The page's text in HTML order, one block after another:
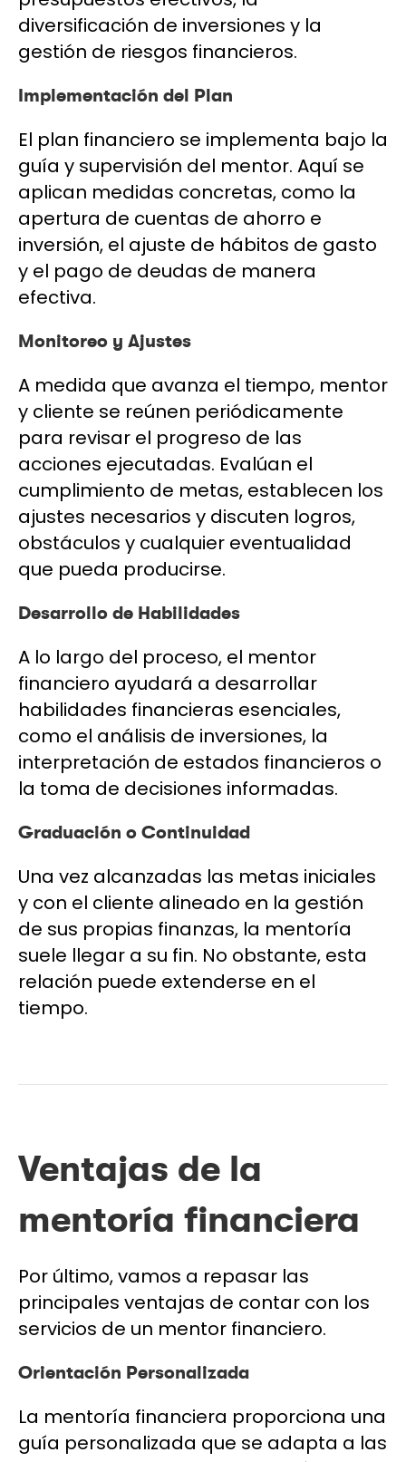
diversificación de inversiones y la
gestión de riesgos financieros.
Implementación del Plan
El plan financiero se implementa bajo la
guía y supervisión del mentor. Aquí se
aplican medidas concretas, como la
apertura de cuentas de ahorro e
inversión, el ajuste de hábitos de gasto
y el pago de deudas de manera
efectiva.
Monitoreo y Ajustes
A medida que avanza el tiempo, mentor
y cliente se reúnen periódicamente
para revisar el progreso de las
acciones ejecutadas. Evalúan el
cumplimiento de metas, establecen los
ajustes necesarios y discuten logros,
obstáculos y cualquier eventualidad
que pueda producirse.
Desarrollo de Habilidades
A lo largo del proceso, el mentor
financiero ayudará a desarrollar
habilidades financieras esenciales,
como el análisis de inversiones, la
interpretación de estados financieros o
la toma de decisiones informadas.
Graduación o Continuidad
Una vez alcanzadas las metas iniciales
y con el cliente alineado en la gestión
de sus propias finanzas, la mentoría
suele llegar a su fin. No obstante, esta
relación puede extenderse en el
tiempo.
Ventajas de la
mentoría financiera
Por último, vamos a repasar las
principales ventajas de contar con los
servicios de un mentor financiero.
Orientación Personalizada
La mentoría financiera proporciona una
guía personalizada que se adapta a las